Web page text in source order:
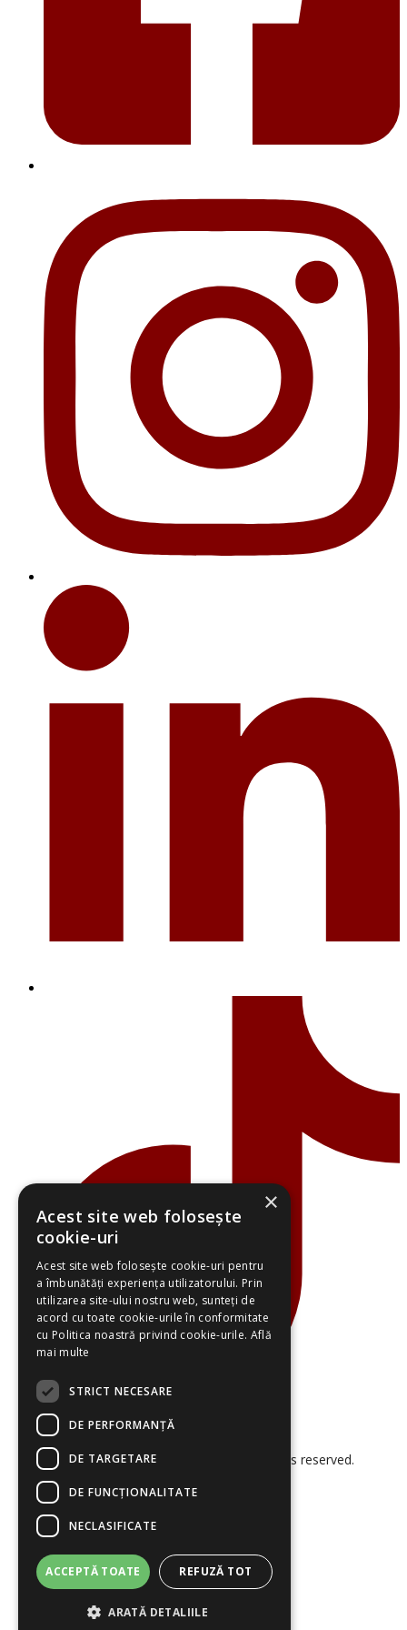
© 2026 Smart Project Solutions. All rights reserved.
Termeni și Condiții
×
Acest site web folosește
cookie-uri
Acest site web folosește cookie-uri pentru
a îmbunătăți experiența utilizatorului. Prin
utilizarea site-ului nostru web, sunteți de
acord cu toate cookie-urile în conformitate
cu Politica noastră privind cookie-urile. Află
mai multe
STRICT NECESARE
DE PERFORMANȚĂ
DE TARGETARE
DE FUNCŢIONALITATE
NECLASIFICATE
ACCEPTĂ TOATE REFUZĂ TOT
ARATĂ DETALIILE